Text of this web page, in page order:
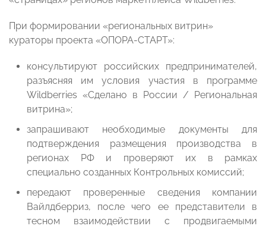
При формировании «региональных витрин»
кураторы проекта «ОПОРА-СТАРТ»:
консультируют российских предпринимателей,
разъясняя им условия участия в программе
Wildberries «Сделано в России / Региональная
витрина»;
запрашивают необходимые документы для
подтверждения размещения производства в
регионах РФ и проверяют их в рамках
специально созданных Контрольных комиссий;
передают проверенные сведения компании
Вайлдберриз, после чего ее представители в
тесном взаимодействии с продвигаемыми